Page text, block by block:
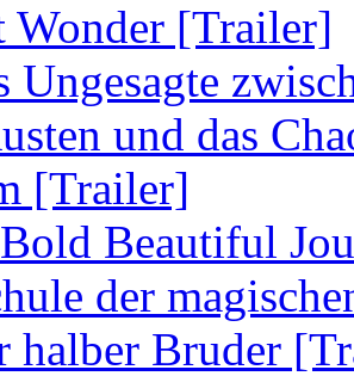
Wonder [Trailer]
Ungesagte
und das
[Trailer]
Beautiful
der
halber Bruder